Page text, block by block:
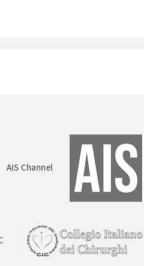
AIS Channel